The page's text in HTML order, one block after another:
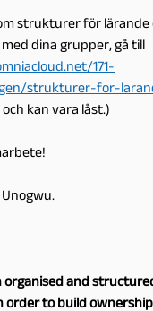
strukturer för lärande
dina grupper, gå till
171-
strukturer-for-
kan vara låst.)
organised and
order to build